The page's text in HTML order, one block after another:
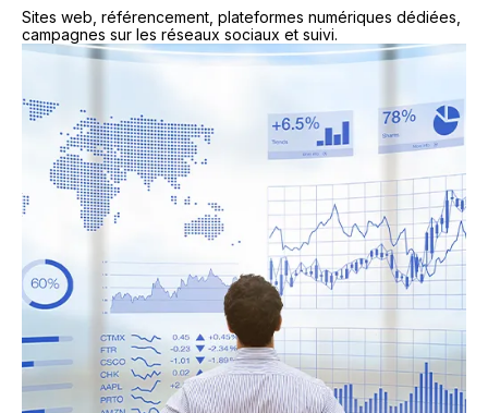
Sites web, référencement, plateformes numériques dédiées,
campagnes sur les réseaux sociaux et suivi.